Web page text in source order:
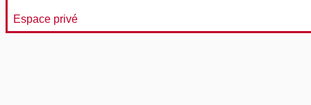
Espace privé